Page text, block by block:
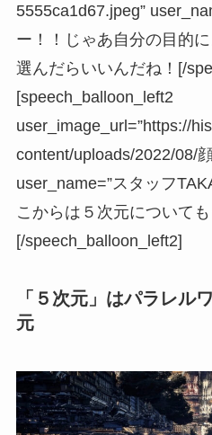
5555ca1d67.jpeg”
ー！！じゃあ自分の目的
選んだらいいんだね！[/
[speech_balloon_left2
user_image_url=”https://
content/uploads/2022/08/
user_name=”スタッフ
こからは５次元について
[/speech_balloon_left2]
「５次元」はパラレル
元